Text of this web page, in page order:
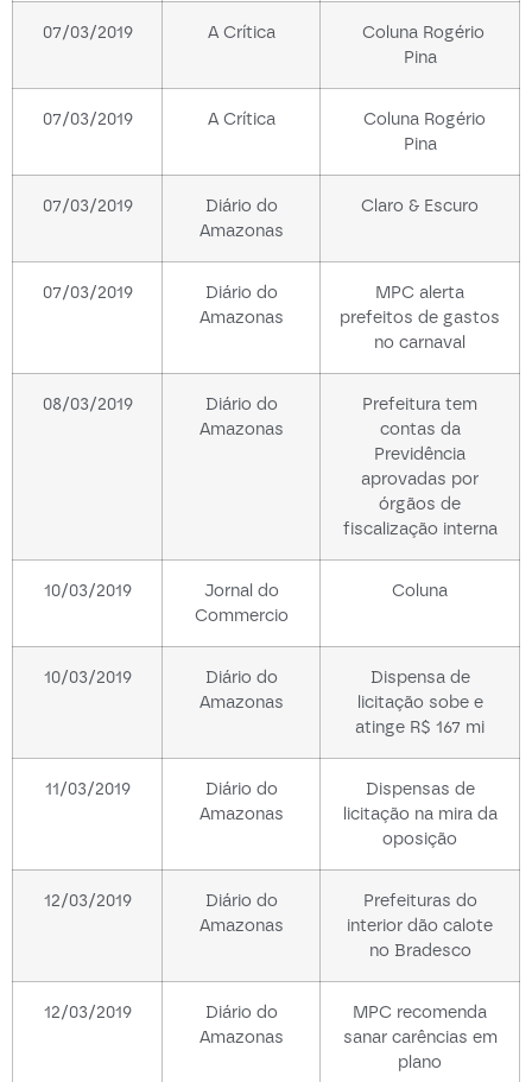
07/03/2019 A Crítica
Coluna Rogério
Pina
07/03/2019 A Crítica
Coluna Rogério
Pina
07/03/2019
Diário do
Amazonas
Claro & Escuro
07/03/2019
Diário do
Amazonas
MPC alerta
prefeitos de gastos
no carnaval
08/03/2019
Diário do
Amazonas
Prefeitura tem
contas da
Previdência
aprovadas por
órgãos de
fiscalização interna
10/03/2019
Jornal do
Commercio
Coluna
10/03/2019
Diário do
Amazonas
Dispensa de
licitação sobe e
atinge R$ 167 mi
11/03/2019
Diário do
Amazonas
Dispensas de
licitação na mira da
oposição
12/03/2019
Diário do
Amazonas
Prefeituras do
interior dão calote
no Bradesco
12/03/2019
Diário do
Amazonas
MPC recomenda
sanar carências em
plano